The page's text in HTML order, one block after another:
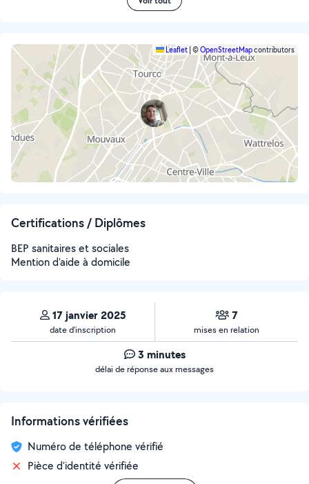
Leaflet ©OpenStreetMapcontributors
Certifications / Diplômes
BEP sanitaires et sociales
Mention d'aide à domicile
17 janvier 2025
date d’inscription
7
mises en relation
3 minutes
délai de réponse aux messages
Informations vérifiées
Numéro de téléphone vérifié
Pièce d'identité vérifiée